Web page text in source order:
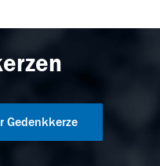
Gedenkkerze